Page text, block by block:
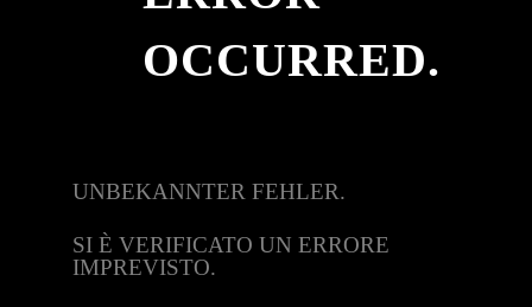
OCCURRED.
UNBEKANNTER FEHLER.
SI È VERIFICATO UN ERRORE
IMPREVISTO.